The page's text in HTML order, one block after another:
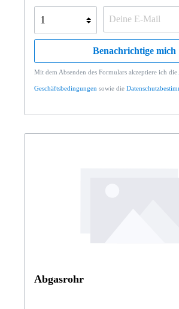
Benachrichtige mich
Mit dem Absenden des Formulars akzeptiere ich die
Geschäftsbedingungen sowie die
Abgasrohr